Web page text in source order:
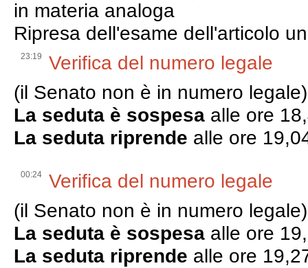
in materia analoga
Ripresa dell'esame dell'articolo
23:19
Verifica del numero legale
(il Senato non è in numero legale)
La seduta è sospesa alle ore
La seduta riprende alle ore
00:24
Verifica del numero legale
(il Senato non è in numero legale)
La seduta è sospesa alle ore
La seduta riprende alle ore